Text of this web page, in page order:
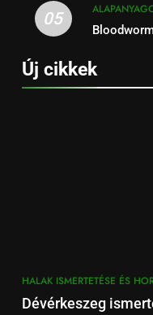
05
Új cikkek
HALAK ISMERTETÉSE ÉS
Dévérkeszeg